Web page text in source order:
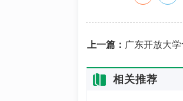
上一篇： 广东开放大学含
相关推荐